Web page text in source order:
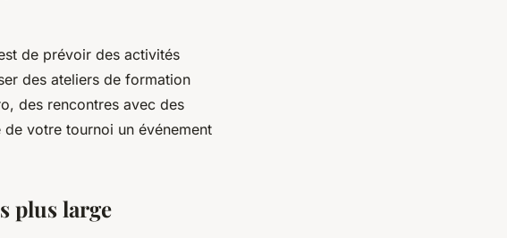
de prévoir des activités
des ateliers de formation
des rencontres avec des
votre tournoi un événement
plus large